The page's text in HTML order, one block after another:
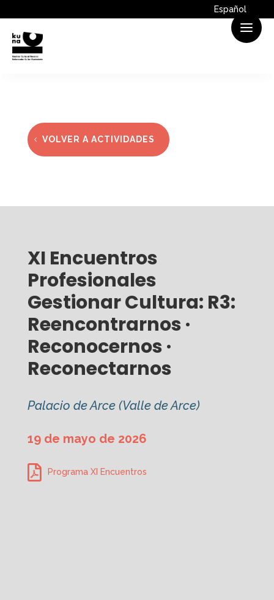
Español
VOLVER A ACTIVIDADES
XI Encuentros
Profesionales
Gestionar Cultura: R3:
Reencontrarnos ·
Reconocernos ·
Reconectarnos
Palacio de Arce (Valle de Arce)
19 de mayo de 2026
Programa XI Encuentros